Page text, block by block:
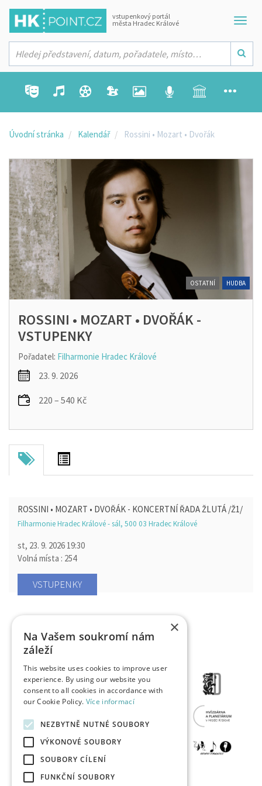
vstupenkový portál
města Hradec Králové
Úvodní stránka Kalendář Rossini • Mozart • Dvořák
ROSSINI • MOZART • DVOŘÁK -
VSTUPENKY
Pořadatel: Filharmonie Hradec Králové
23. 9. 2026
220 – 540 Kč
OSTATNÍ HUDBA
ROSSINI • MOZART • DVOŘÁK - KONCERTNÍ ŘADA ŽLUTÁ /Ž1/
Filharmonie Hradec Králové - sál, 500 03 Hradec Králové
st, 23. 9. 2026 19:30
Volná místa : 254
VSTUPENKY
×
Na Vašem soukromí nám
záleží
This website uses cookies to improve user
experience. By using our website you
consent to all cookies in accordance with
our Cookie Policy. Více informací
NEZBYTNĚ NUTNÉ SOUBORY
VÝKONOVÉ SOUBORY
SOUBORY CÍLENÍ
FUNKČNÍ SOUBORY